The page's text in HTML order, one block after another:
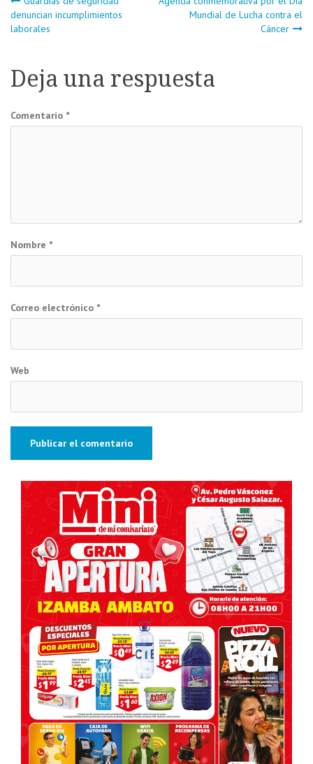
Navegación
de
entradas
denuncian incumplimientos
laborales
Mundial de Lucha contra el
Cáncer
Deja una respuesta
Comentario *
Nombre *
Correo electrónico *
Web